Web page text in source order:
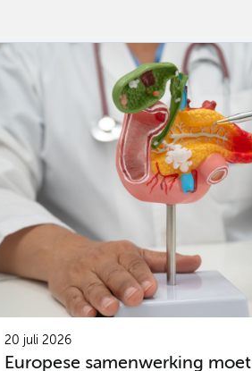
20 juli 2026
Europese samenwerking moet